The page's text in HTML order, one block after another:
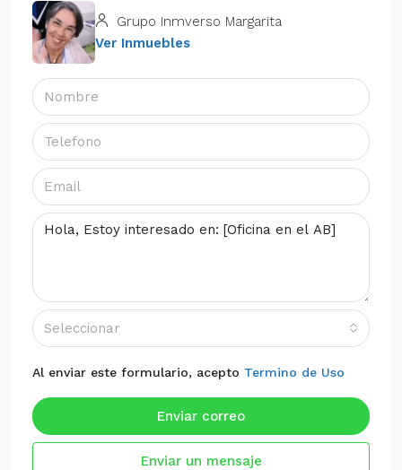
Grupo Inmverso Margarita
Ver Inmuebles
Seleccionar
Al enviar este formulario, acepto Termino de Uso
Enviar correo
Enviar un mensaje